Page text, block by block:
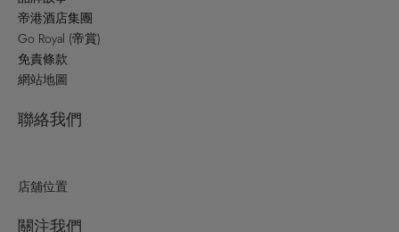
帝港酒店集團
Go Royal (帝賞)
免責條款
網站地圖
聯絡我們
店舖位置
關注我們